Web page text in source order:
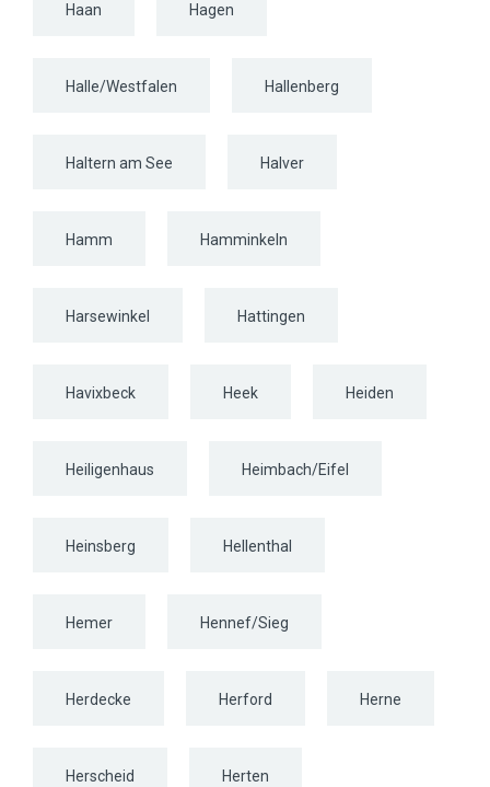
Haan Hagen
Halle/Westfalen Hallenberg
Haltern am See Halver
Hamm Hamminkeln
Harsewinkel Hattingen
Havixbeck Heek Heiden
Heiligenhaus Heimbach/Eifel
Heinsberg Hellenthal
Hemer Hennef/Sieg
Herdecke Herford Herne
Herscheid Herten